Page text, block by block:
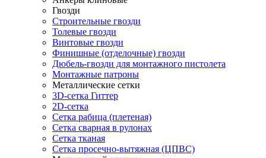
Гвозди
Строительные гвозди
Толевые гвозди
Винтовые гвозди
Финишные (отделочные) гвозди
Дюбель-гвозди для монтажного пистолета
Монтажные патроны
Металлические сетки
3D-сетка Гиттер
2D-сетка
Сетка рабица (плетеная)
Сетка сварная в рулонах
Сетка тканая
Сетка просечно-вытяжная (ЦПВС)